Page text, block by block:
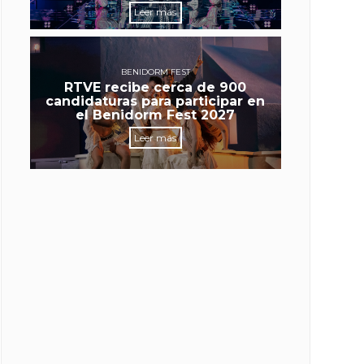
Leer más
BENIDORM FEST
RTVE recibe cerca de 900
candidaturas para participar en
el Benidorm Fest 2027
Leer más